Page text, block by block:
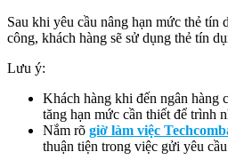
Sau khi yêu cầu nâng hạn mức thẻ tín
công, khách hàng sẽ sử dụng thẻ tín
Lưu ý:
Khách hàng khi đến ngân hàng
tăng hạn mức cần thiết để trình
Nắm rõ giờ làm việc
thuận tiện trong việc gửi yêu